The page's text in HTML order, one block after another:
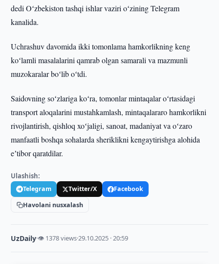
dedi Oʻzbekiston tashqi ishlar vaziri oʻzining Telegram
kanalida.
Uchrashuv davomida ikki tomonlama hamkorlikning keng
koʻlamli masalalarini qamrab olgan samarali va mazmunli
muzokaralar boʻlib oʻtdi.
Saidovning soʻzlariga koʻra, tomonlar mintaqalar oʻrtasidagi
transport aloqalarini mustahkamlash, mintaqalararo hamkorlikni
rivojlantirish, qishloq xoʻjaligi, sanoat, madaniyat va oʻzaro
manfaatli boshqa sohalarda sheriklikni kengaytirishga alohida
eʼtibor qaratdilar.
Ulashish:
Telegram Twitter/X
Facebook
Havolani nusxalash
UzDaily·👁 1378 views·29.10.2025 · 20:59